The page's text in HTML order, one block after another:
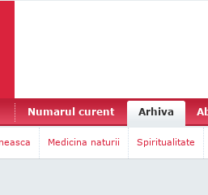
Numarul curent Arhiva
Medicina naturii Spiritualitate